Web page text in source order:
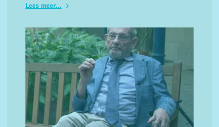
opmars van het Duitse leger was de strijd tegen de
Lees meer...